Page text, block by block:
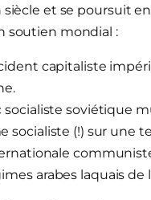
siècle et se poursuit
soutien mondial :
capitaliste
socialiste soviétique
socialiste (!) sur une
arabes laquais de